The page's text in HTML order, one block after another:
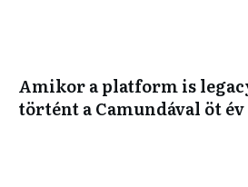
Amikor a platform is
történt a Camundával öt